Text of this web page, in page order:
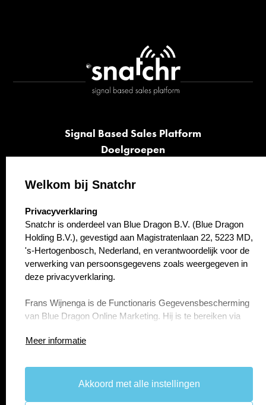
Signal Based Sales Platform
Doelgroepen
Opvolging
Over ons
Contact
Welkom bij Snatchr
select language
Privacyverklaring
Snatchr is onderdeel van Blue Dragon B.V. (Blue Dragon
Holding B.V.), gevestigd aan Magistratenlaan 22, 5223 MD,
's-Hertogenbosch, Nederland, en verantwoordelijk voor de
verwerking van persoonsgegevens zoals weergegeven in
deze privacyverklaring.
Frans Wijnenga is de Functionaris Gegevensbescherming
van Blue Dragon Online Marketing. Hij is te bereiken via
Blue Dragon B.V. (Blue Dragon Holding B.V.) verwerkt uw
persoonsgegevens doordat u gebruik maakt van onze
Meer informatie
Akkoord met alle instellingen